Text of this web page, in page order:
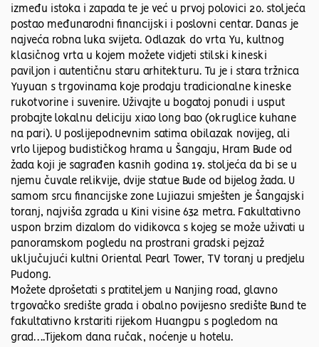
između istoka i zapada te je već u prvoj polovici 20. stoljeća
postao međunarodni financijski i poslovni centar. Danas je
najveća robna luka svijeta. Odlazak do vrta Yu, kultnog
klasičnog vrta u kojem možete vidjeti stilski kineski
paviljon i autentičnu staru arhitekturu. Tu je i stara tržnica
Yuyuan s trgovinama koje prodaju tradicionalne kineske
rukotvorine i suvenire. Uživajte u bogatoj ponudi i usput
probajte lokalnu deliciju xiao long bao (okruglice kuhane
na pari). U poslijepodnevnim satima obilazak novijeg, ali
vrlo lijepog budističkog hrama u Šangaju, Hram Bude od
žada koji je sagrađen kasnih godina 19. stoljeća da bi se u
njemu čuvale relikvije, dvije statue Bude od bijelog žada. U
samom srcu financijske zone Lujiazui smješten je Šangajski
toranj, najviša zgrada u Kini visine 632 metra. Fakultativno
uspon brzim dizalom do vidikovca s kojeg se može uživati u
panoramskom pogledu na prostrani gradski pejzaž
uključujući kultni Oriental Pearl Tower, TV toranj u predjelu
Pudong.
Možete dprošetati s pratiteljem u Nanjing road, glavno
trgovačko središte grada i obalno povijesno središte Bund te
fakultativno krstariti rijekom Huangpu s pogledom na
grad….Tijekom dana ručak, noćenje u hotelu.